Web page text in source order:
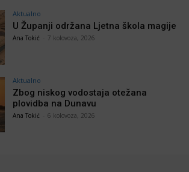
Aktualno
U Županji održana Ljetna škola magije
Ana Tokić 7 kolovoza, 2026
Aktualno
Zbog niskog vodostaja otežana
plovidba na Dunavu
Ana Tokić 6 kolovoza, 2026